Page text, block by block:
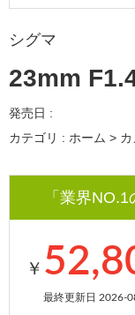
シグマ
23mm
発売日 :
カテゴリ : ホーム >
「業界
￥
最終更新日 2026-